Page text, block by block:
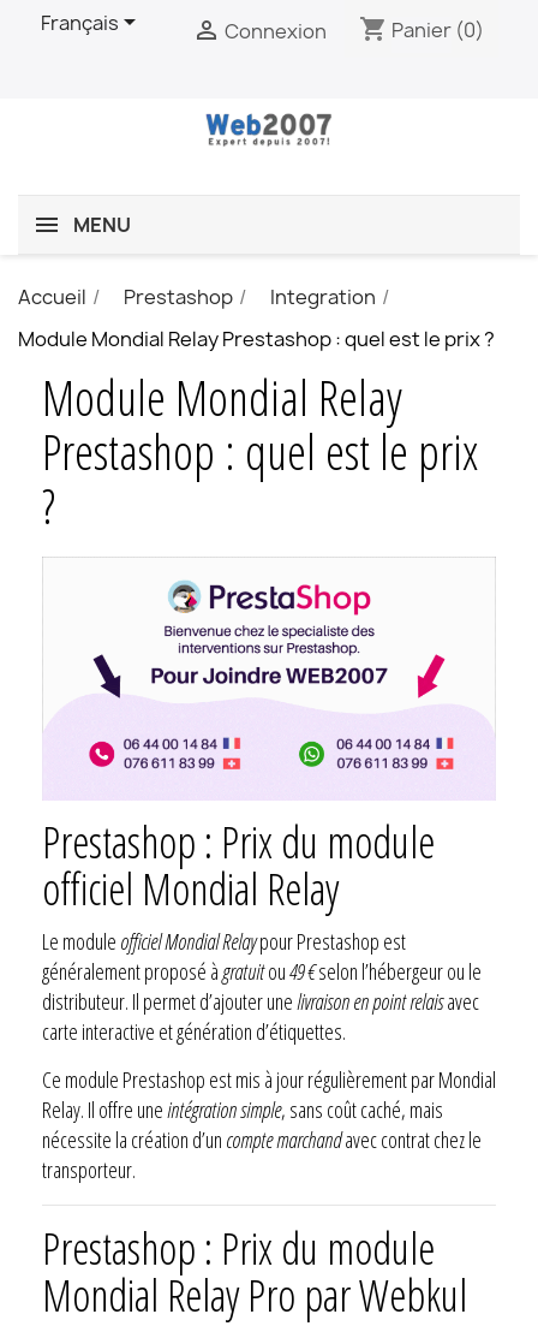
Français  Connexion shopping_cart Panier (0)
MENU
Accueil Prestashop
Integration
Module Mondial Relay Prestashop : quel est le prix ?
Module Mondial Relay
Prestashop : quel est le prix
?
Prestashop : Prix du module
officiel Mondial Relay
Le module officiel Mondial Relaypour Prestashop est
généralement proposé à gratuitou49 €selon l’hébergeur ou le
distributeur. Il permet d’ajouter une livraison en point relaisavec
carte interactive et génération d’étiquettes.
Ce module Prestashop est mis à jour régulièrement par Mondial
Relay. Il offre uneintégration simple, sans coût caché, mais
nécessite la création d’un compte marchandavec contrat chez le
transporteur.
Prestashop : Prix du module
Mondial Relay Pro par Webkul